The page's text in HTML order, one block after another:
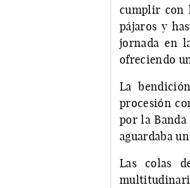
cumplir con
pájaros y
jornada en
ofreciendo
La
procesión
por la
aguardaba
Las colas